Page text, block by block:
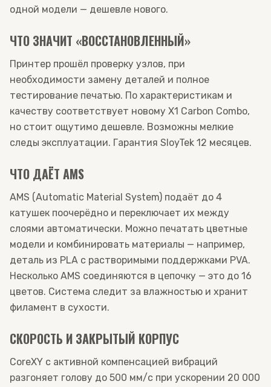
одной модели — дешевле нового.
ЧТО ЗНАЧИТ «ВОССТАНОВЛЕННЫЙ»
Принтер прошёл проверку узлов, при
необходимости замену деталей и полное
тестирование печатью. По характеристикам и
качеству соответствует новому X1 Carbon Combo,
но стоит ощутимо дешевле. Возможны мелкие
следы эксплуатации. Гарантия SloyTek 12 месяцев.
ЧТО ДАЁТ AMS
AMS (Automatic Material System) подаёт до 4
катушек поочерёдно и переключает их между
слоями автоматически. Можно печатать цветные
модели и комбинировать материалы — например,
деталь из PLA с растворимыми поддержками PVA.
Несколько AMS соединяются в цепочку — это до 16
цветов. Система следит за влажностью и хранит
филамент в сухости.
СКОРОСТЬ И ЗАКРЫТЫЙ КОРПУС
CoreXY с активной компенсацией вибраций
разгоняет голову до 500 мм/с при ускорении 20 000